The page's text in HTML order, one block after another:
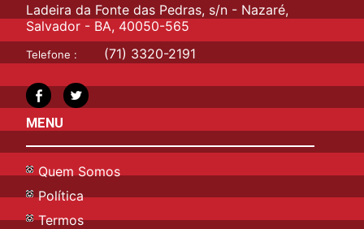
Ladeira da Fonte das Pedras, s/n - Nazaré,
Salvador - BA, 40050-565
Telefone : (71) 3320-2191
MENU
Quem Somos
Política
Termos